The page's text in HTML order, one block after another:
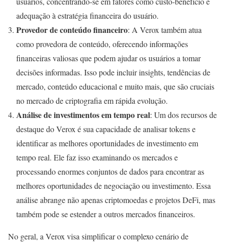
adequação à estratégia financeira do usuário.
Provedor de conteúdo financeiro: A Verox também atua
como provedora de conteúdo, oferecendo informações
financeiras valiosas que podem ajudar os usuários a tomar
decisões informadas. Isso pode incluir insights, tendências de
mercado, conteúdo educacional e muito mais, que são cruciais
no mercado de criptografia em rápida evolução.
Análise de investimentos em tempo real: Um dos recursos de
destaque do Verox é sua capacidade de analisar tokens e
identificar as melhores oportunidades de investimento em
tempo real. Ele faz isso examinando os mercados e
processando enormes conjuntos de dados para encontrar as
melhores oportunidades de negociação ou investimento. Essa
análise abrange não apenas criptomoedas e projetos DeFi, mas
também pode se estender a outros mercados financeiros.
No geral, a Verox visa simplificar o complexo cenário de